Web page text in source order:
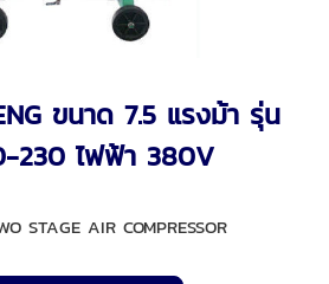
ขนาด 7.5 แรงม้า รุ่น
230 ไฟฟ้า 380V
STAGE AIR COMPRESSOR